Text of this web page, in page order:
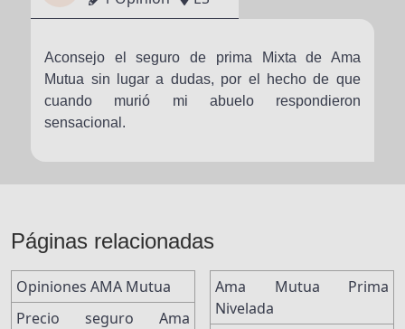
Aconsejo el seguro de prima Mixta de Ama
Mutua sin lugar a dudas, por el hecho de que
cuando murió mi abuelo respondieron
sensacional.
Páginas relacionadas
Opiniones AMA Mutua
Precio seguro Ama
Ama Mutua Prima
Nivelada